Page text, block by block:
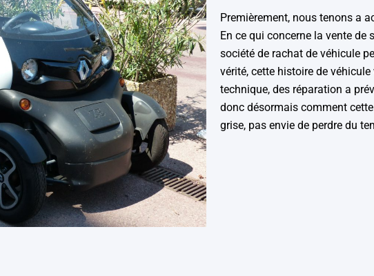
Premièrement, nous tenons a
En ce qui concerne la vente de
société de rachat de véhicule
vérité, cette histoire de
technique, des réparation a
donc désormais comment
grise, pas envie de perdre du